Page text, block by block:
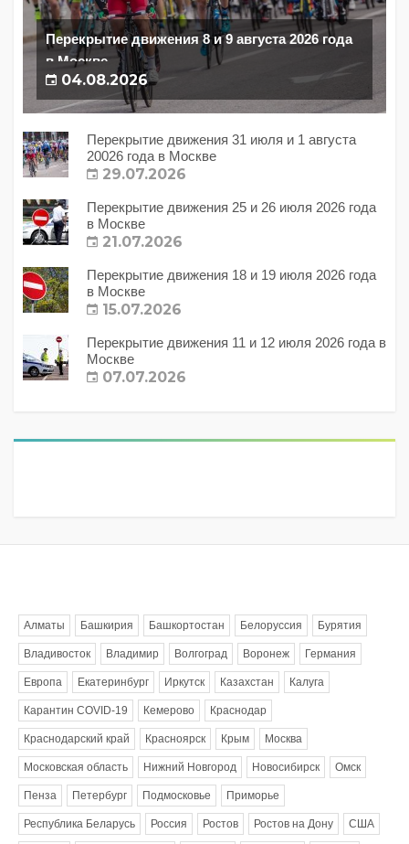
Перекрытие движения 8 и 9 августа 2026 года
в Москве
04.08.2026
Перекрытие движения 31 июля и 1 августа
20026 года в Москве
29.07.2026
Перекрытие движения 25 и 26 июля 2026 года
в Москве
21.07.2026
Перекрытие движения 18 и 19 июля 2026 года
в Москве
15.07.2026
Перекрытие движения 11 и 12 июля 2026 года в
Москве
07.07.2026
Алматы Башкирия Башкортостан Белоруссия Бурятия
Владивосток Владимир Волгоград Воронеж Германия
Европа Екатеринбург Иркутск Казахстан Калуга
Карантин COVID-19 Кемерово Краснодар
Краснодарский край Красноярск Крым Москва
Московская область Нижний Новгород Новосибирск Омск
Пенза Петербург Подмосковье Приморье
Республика Беларусь Россия Ростов Ростов на Дону США